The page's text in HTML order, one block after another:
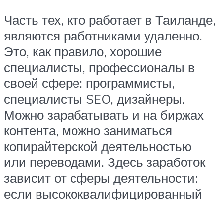
Часть тех, кто работает в Таиланде,
являются работниками удаленно.
Это, как правило, хорошие
специалисты, профессионалы в
своей сфере: программисты,
специалисты SEO, дизайнеры.
Можно зарабатывать и на биржах
контента, можно заниматься
копирайтерской деятельностью
или переводами. Здесь заработок
зависит от сферы деятельности:
если высококвалифицированный